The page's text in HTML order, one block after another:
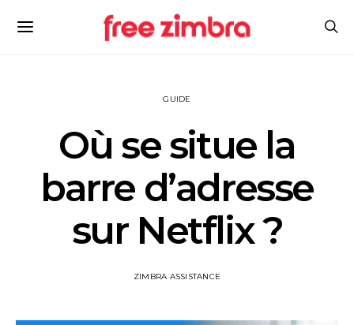
GUIDE
Où se situe la
barre d’adresse
sur Netflix ?
ZIMBRA ASSISTANCE